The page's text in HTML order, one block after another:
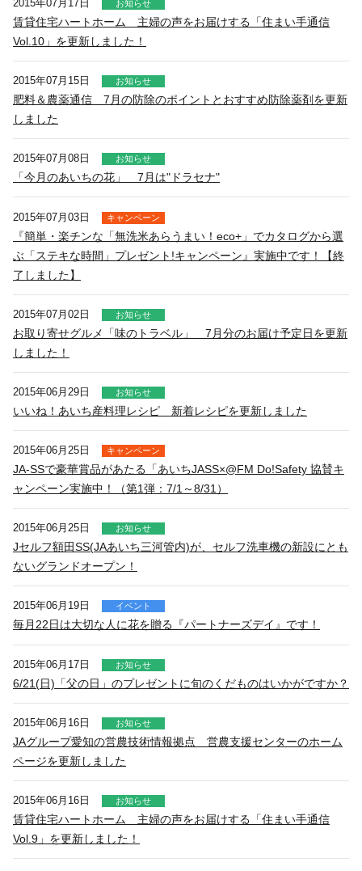
2015年07月17日 お知らせ
賃貸住宅ハートホーム 主婦の声をお届けする「住まい手通信
Vol.10」を更新しました！
2015年07月15日 お知らせ
肥料＆農薬通信 7月の防除のポイントとおすすめ防除薬剤を更新
しました
2015年07月08日 お知らせ
「今月のあいちの花」 7月は"ドラセナ"
2015年07月03日 キャンペーン
『簡単・楽チンな「無洗米あらうまい！eco+」でカタログから選
ぶ「ステキな時間」プレゼント!キャンペーン』実施中です！【終
了しました】
2015年07月02日 お知らせ
お取り寄せグルメ「味のトラベル」 7月分のお届け予定日を更新
しました！
2015年06月29日 お知らせ
いいね！あいち産料理レシピ 新着レシピを更新しました
2015年06月25日 キャンペーン
JA-SSで豪華賞品があたる「あいちJASS×@FM Do!Safety 協賛キ
ャンペーン実施中！（第1弾：7/1～8/31）
2015年06月25日 お知らせ
Jセルフ額田SS(JAあいち三河管内)が、セルフ洗車機の新設にとも
ないグランドオープン！
2015年06月19日 イベント
毎月22日は大切な人に花を贈る『パートナーズデイ』です！
2015年06月17日 お知らせ
6/21(日)「父の日」のプレゼントに旬のくだものはいかがですか？
2015年06月16日 お知らせ
JAグループ愛知の営農技術情報拠点 営農支援センターのホーム
ページを更新しました
2015年06月16日 お知らせ
賃貸住宅ハートホーム 主婦の声をお届けする「住まい手通信
Vol.9」を更新しました！